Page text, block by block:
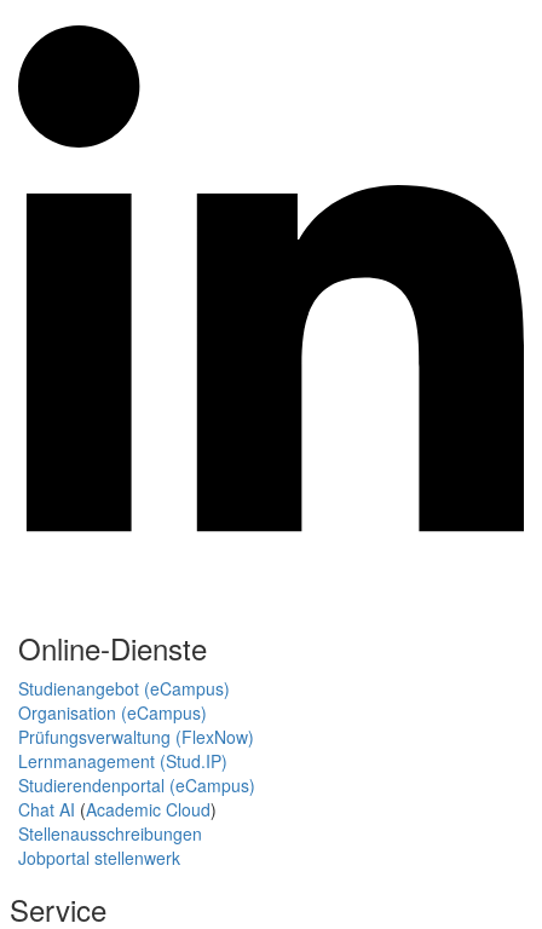
Online-Dienste
Studienangebot (eCampus)
Organisation (eCampus)
Prüfungsverwaltung (FlexNow)
Lernmanagement (Stud.IP)
Studierendenportal (eCampus)
Chat AI (Academic Cloud)
Stellenausschreibungen
Jobportal stellenwerk
Service